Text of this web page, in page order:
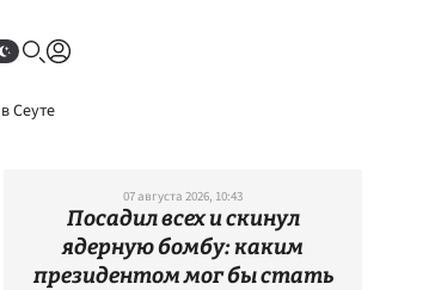
Сеуте
07 августа 2026, 10:43
Посадил всех и скинул
ядерную бомбу: каким
президентом мог бы стать